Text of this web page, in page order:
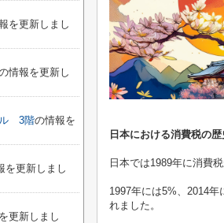
日本における消費税の
日本では1989年に消費
1997年には5%、2014
れました。
を更新しまし
情報を更新し
ル 3階の情報を
を更新しまし
更新しまし